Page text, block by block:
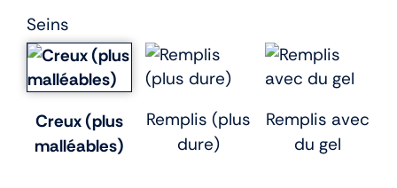
Seins
Creux (plus
malléables)
Remplis (plus
dure)
Remplis avec
du gel